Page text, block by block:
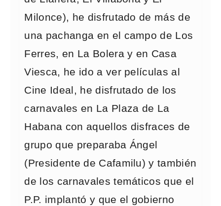
Milonce), he disfrutado de más de
una pachanga en el campo de Los
Ferres, en La Bolera y en Casa
Viesca, he ido a ver películas al
Cine Ideal, he disfrutado de los
carnavales en La Plaza de La
Habana con aquellos disfraces de
grupo que preparaba Ángel
(Presidente de Cafamilu) y también
de los carnavales temáticos que el
P.P. implantó y que el gobierno